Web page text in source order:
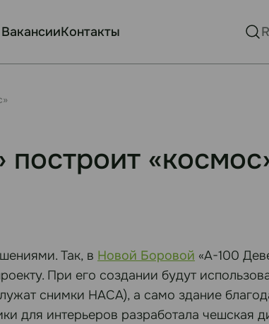
ВакансииКонтакты
Так, в Новой Боровой «А-100
При его создании будут
снимки НАСА), а само здание
для интерьеров разработала чешская